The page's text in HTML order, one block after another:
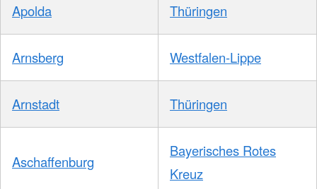
Apolda Thüringen
Arnsberg Westfalen-Lippe
Arnstadt Thüringen
Aschaffenburg
Bayerisches Rotes
Kreuz